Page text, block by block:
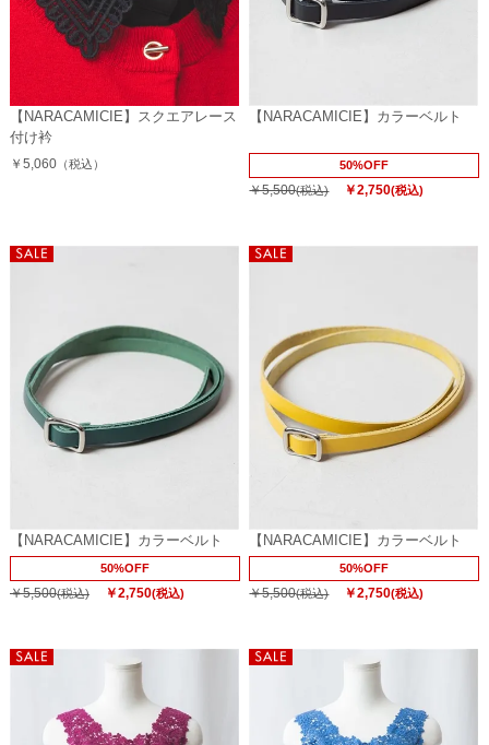
【NARACAMICIE】スクエアレース
付け衿
￥5,060（税込）
【NARACAMICIE】カラーベルト
50%OFF
￥5,500(税込) ￥2,750(税込)
【NARACAMICIE】カラーベルト
50%OFF
￥5,500(税込) ￥2,750(税込)
【NARACAMICIE】カラーベルト
50%OFF
￥5,500(税込) ￥2,750(税込)